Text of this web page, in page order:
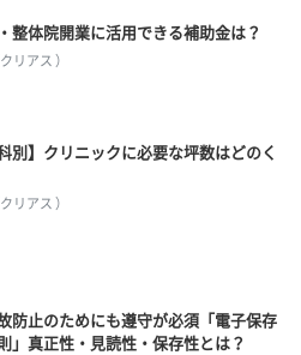
整体院開業に活用できる補助金は？
リアス ）
別】クリニックに必要な坪数はどのく
リアス ）
防止のためにも遵守が必須「電子保存
」真正性・見読性・保存性とは？